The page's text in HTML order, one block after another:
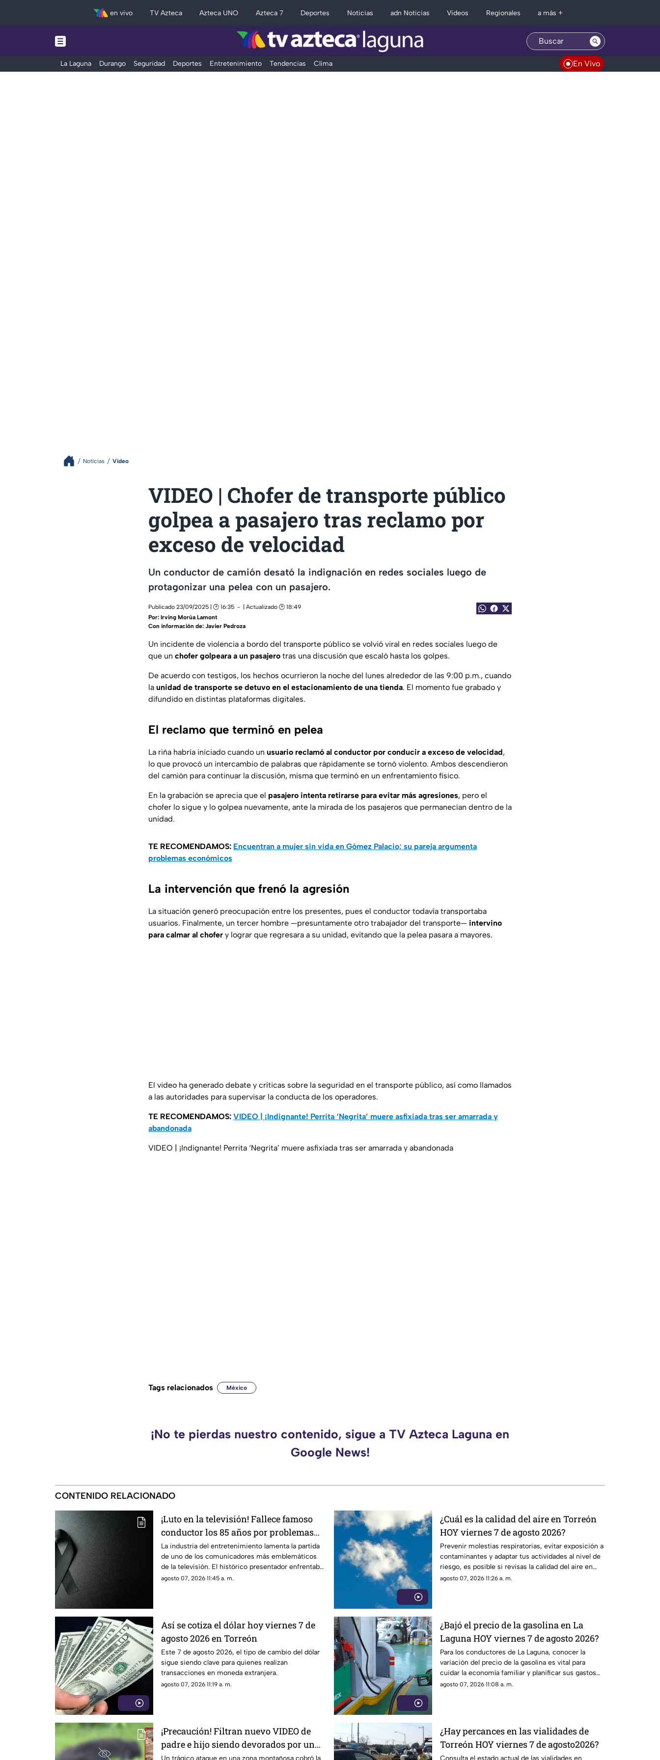
en vivo TV Azteca Azteca UNO Azteca 7 Deportes Noticias adn Noticias Videos Regionales a más +
La Laguna Durango Seguridad Deportes Entretenimiento Tendencias Clima En Vivo
Noticias Video
VIDEO | Chofer de transporte público
golpea a pasajero tras reclamo por
exceso de velocidad
Un conductor de camión desató la indignación en redes sociales luego de
protagonizar una pelea con un pasajero.
Publicado 23/09/2025 | 🕑 16:35
| Actualizado 🕑 18:49
Por: Irving Morúa Lamont
Con información de: Javier Pedroza
Un incidente de violencia a bordo del transporte público se volvió viral en redes sociales luego de
que un chofer golpeara a un pasajero tras una discusión que escaló hasta los golpes.
De acuerdo con testigos, los hechos ocurrieron la noche del lunes alrededor de las 9:00 p.m., cuando
la unidad de transporte se detuvo en el estacionamiento de una tienda. El momento fue grabado y
difundido en distintas plataformas digitales.
El reclamo que terminó en pelea
La riña habría iniciado cuando un usuario reclamó al conductor por conducir a exceso de velocidad,
lo que provocó un intercambio de palabras que rápidamente se tornó violento. Ambos descendieron
del camión para continuar la discusión, misma que terminó en un enfrentamiento físico.
En la grabación se aprecia que el pasajero intenta retirarse para evitar más agresiones, pero el
chofer lo sigue y lo golpea nuevamente, ante la mirada de los pasajeros que permanecían dentro de la
unidad.
TE RECOMENDAMOS: Encuentran a mujer sin vida en Gómez Palacio; su pareja argumenta
problemas económicos
La intervención que frenó la agresión
La situación generó preocupación entre los presentes, pues el conductor todavía transportaba
usuarios. Finalmente, un tercer hombre —presuntamente otro trabajador del transporte— intervino
para calmar al chofer y lograr que regresara a su unidad, evitando que la pelea pasara a mayores.
El video ha generado debate y críticas sobre la seguridad en el transporte público, así como llamados
a las autoridades para supervisar la conducta de los operadores.
TE RECOMENDAMOS: VIDEO | ¡Indignante! Perrita ‘Negrita’ muere asfixiada tras ser amarrada y
abandonada
VIDEO | ¡Indignante! Perrita ‘Negrita’ muere asfixiada tras ser amarrada y abandonada
Tags relacionados México
¡No te pierdas nuestro contenido, sigue a TV Azteca Laguna en
Google News!
CONTENIDO RELACIONADO
¡Luto en la televisión! Fallece famoso
conductor los 85 años por problemas
cardiacos
La industria del entretenimiento lamenta la partida
de uno de los comunicadores más emblemáticos
de la televisión. El histórico presentador enfrentaba
serios problemas cardiacos desde hace varios años.
agosto 07, 2026 11:45 a. m.
¿Cuál es la calidad del aire en Torreón
HOY viernes 7 de agosto 2026?
Prevenir molestias respiratorias, evitar exposición a
contaminantes y adaptar tus actividades al nivel de
riesgo, es posible si revisas la calidad del aire en
Torreón antes de salir.
agosto 07, 2026 11:26 a. m.
Así se cotiza el dólar hoy viernes 7 de
agosto 2026 en Torreón
Este 7 de agosto 2026, el tipo de cambio del dólar
sigue siendo clave para quienes realizan
transacciones en moneda extranjera.
agosto 07, 2026 11:19 a. m.
¿Bajó el precio de la gasolina en La
Laguna HOY viernes 7 de agosto 2026?
Para los conductores de La Laguna, conocer la
variación del precio de la gasolina es vital para
cuidar la economía familiar y planificar sus gastos
de movilidad.
agosto 07, 2026 11:08 a. m.
¡Precaución! Filtran nuevo VIDEO de
padre e hijo siendo devorados por un
oso
Un trágico ataque en una zona montañosa cobró la
¿Hay percances en las vialidades de
Torreón HOY viernes 7 de agosto2026?
Consulta el estado actual de las vialidades en